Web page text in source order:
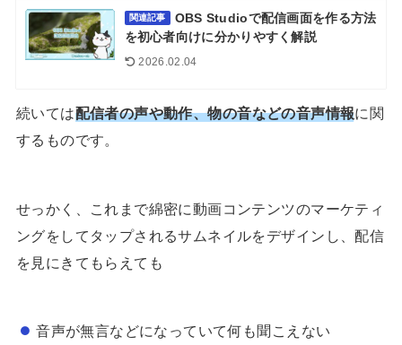
関連記事
OBS Studioで配信画面を作る方法
を初心者向けに分かりやすく解説
2026.02.04
続いては配信者の声や動作、物の音などの音声情報に関
するものです。
せっかく、これまで綿密に動画コンテンツのマーケティ
ングをしてタップされるサムネイルをデザインし、配信
を見にきてもらえても
音声が無言などになっていて何も聞こえない